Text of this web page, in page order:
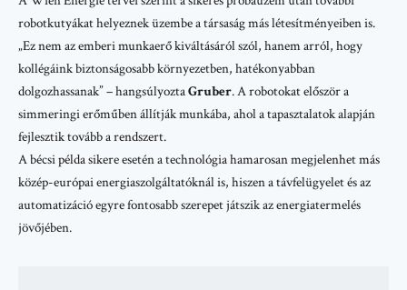
robotkutyákat helyeznek üzembe a társaság más létesítményeiben is.
„Ez nem az emberi munkaerő kiváltásáról szól, hanem arról, hogy
kollégáink biztonságosabb környezetben, hatékonyabban
dolgozhassanak” – hangsúlyoztaGruber. A robotokat először a
simmeringi erőműben állítják munkába, ahol a tapasztalatok alapján
fejlesztik tovább a rendszert.
A bécsi példa sikere esetén a technológia hamarosan megjelenhet más
közép-európai energiaszolgáltatóknál is, hiszen a távfelügyelet és az
automatizáció egyre fontosabb szerepet játszik az energiatermelés
jövőjében.